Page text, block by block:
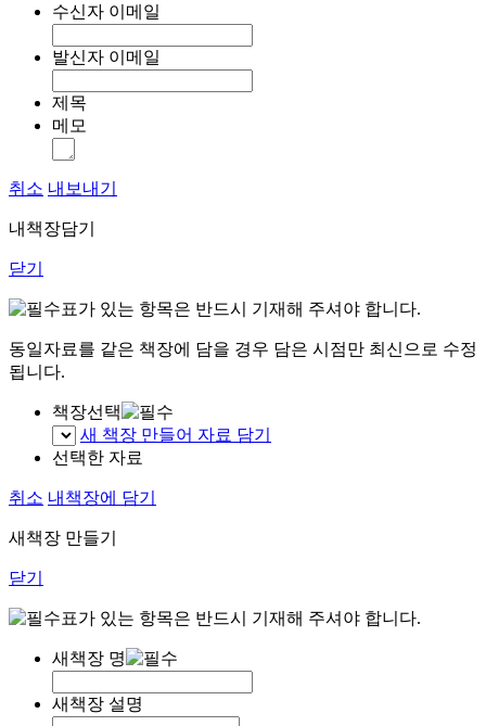
수신자 이메일
발신자 이메일
제목
메모
취소 내보내기
내책장담기
닫기
표가 있는 항목은 반드시 기재해 주셔야 합니다.
동일자료를 같은 책장에 담을 경우 담은 시점만 최신으로 수정
됩니다.
책장선택
새 책장 만들어 자료 담기
선택한 자료
취소 내책장에 담기
새책장 만들기
닫기
표가 있는 항목은 반드시 기재해 주셔야 합니다.
새책장 명
새책장 설명